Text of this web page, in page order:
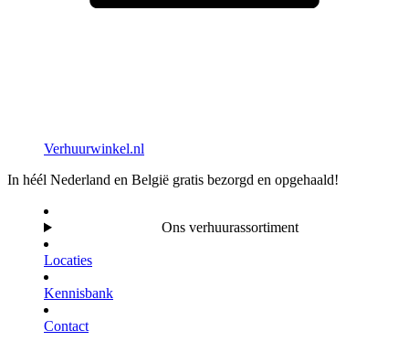
Verhuurwinkel.nl
In héél Nederland en België gratis bezorgd en opgehaald!
Ons verhuurassortiment
Locaties
Kennisbank
Contact